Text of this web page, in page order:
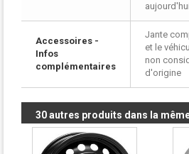
aujourd'hui]
Accessoires -
Infos
complémentaires
Jante
et le
non
d'origine
30 autres produits dans la